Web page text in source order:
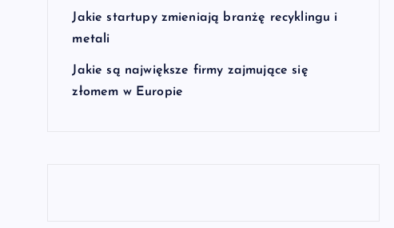
Jakie startupy zmieniają branżę recyklingu i
metali
Jakie są największe firmy zajmujące się
złomem w Europie